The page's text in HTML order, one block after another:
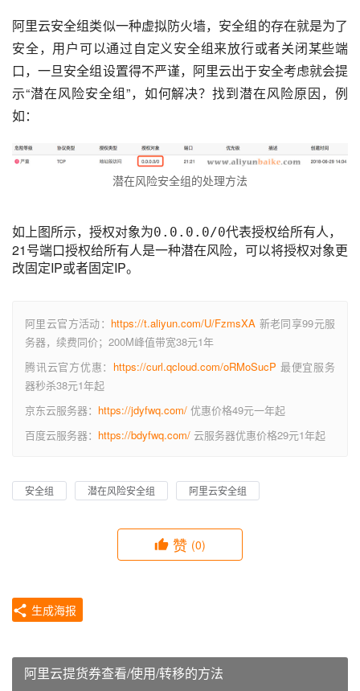
阿里云安全组类似一种虚拟防火墙，安全组的存在就是为了
安全，用户可以通过自定义安全组来放行或者关闭某些端
口，一旦安全组设置得不严谨，阿里云出于安全考虑就会提
示“潜在风险安全组”，如何解决？找到潜在风险原因，例
如：
潜在风险安全组的处理方法
如上图所示，授权对象为0.0.0.0/0代表授权给所有人，
21号端口授权给所有人是一种潜在风险，可以将授权对象更
改固定IP或者固定IP。
阿里云官方活动： https://t.aliyun.com/U/FzmsXA 新老同享99元服
务器，续费同价；200M峰值带宽38元1年
腾讯云官方优惠： https://curl.qcloud.com/oRMoSucP 最便宜服务
器秒杀38元1年起
京东云服务器： https://jdyfwq.com/ 优惠价格49元一年起
百度云服务器： https://bdyfwq.com/ 云服务器优惠价格29元1年起
安全组 潜在风险安全组 阿里云安全组
赞 (0)
生成海报
阿里云提货券查看/使用/转移的方法